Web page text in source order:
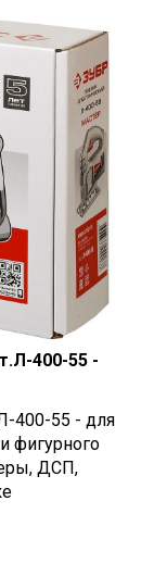
400-55 -
400-55 - для
фигурного
ДСП,